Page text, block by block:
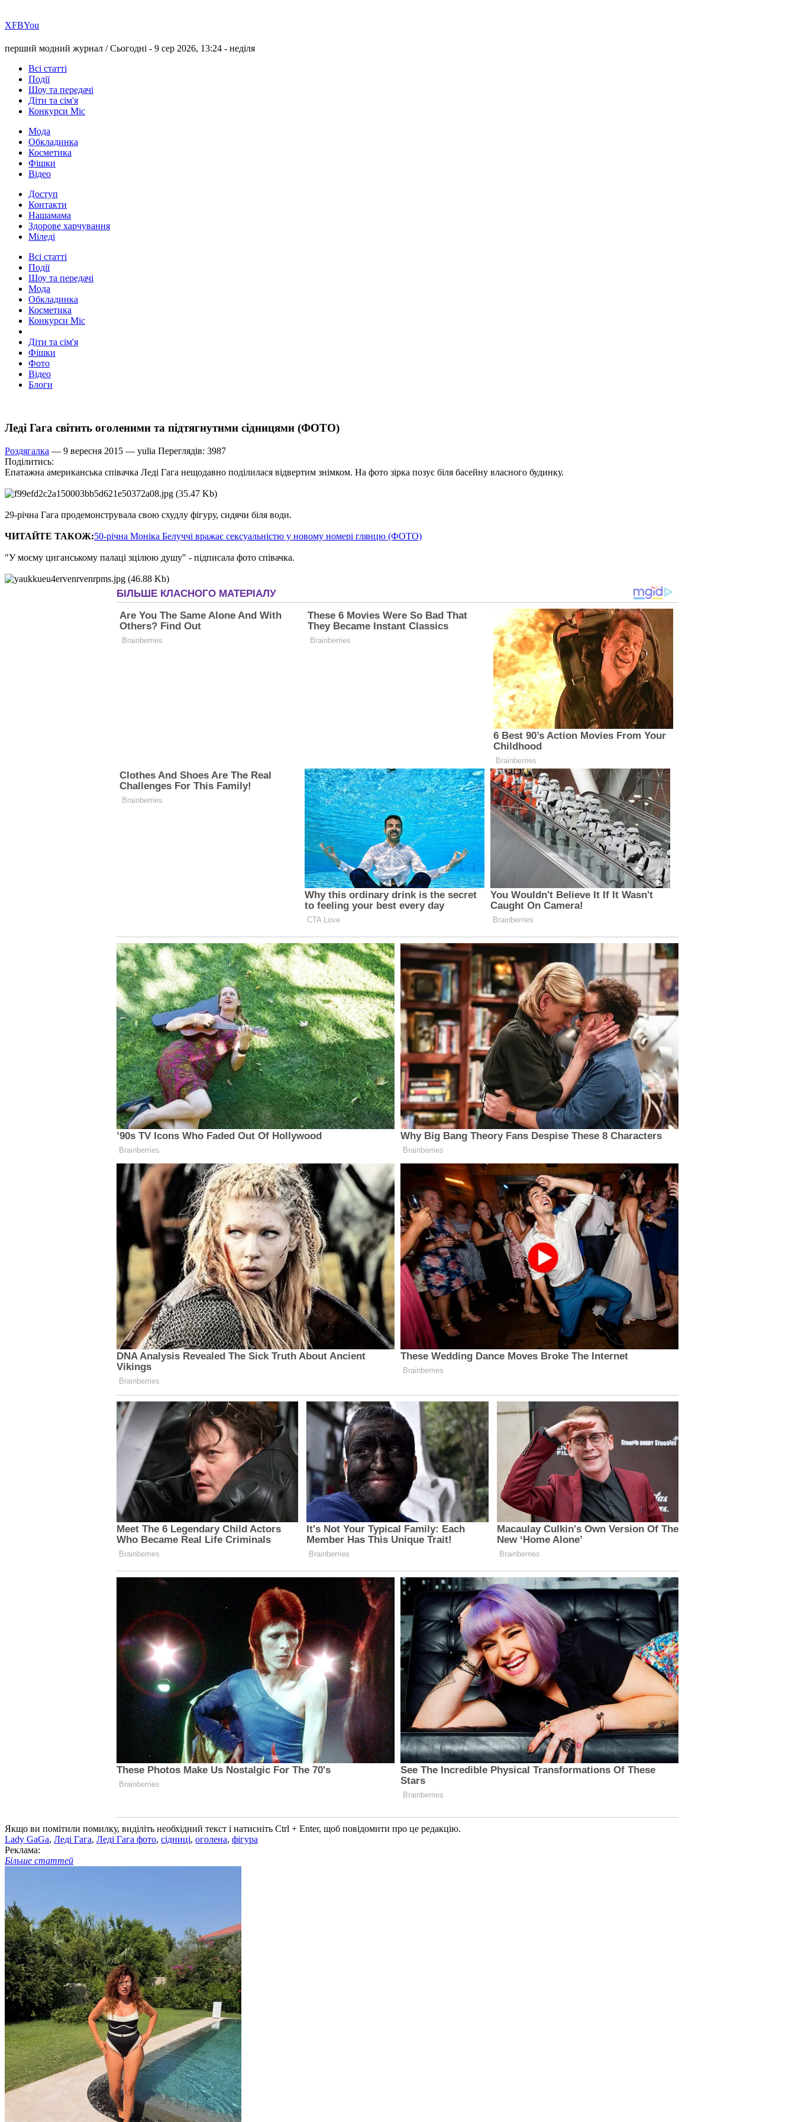
ХFBYou
перший модний журнал /Сьогодні - 9 сер 2026, 13:24 - неділя
Всі статті
Події
Шоу та передачі
Діти та сім'я
Конкурси Міс
Мода
Обкладинка
Косметика
Фішки
Відео
Доступ
Контакти
Нашамама
Здорове харчування
Міледі
Всі статті
Події
Шоу та передачі
Мода
Обкладинка
Косметика
Конкурси Міс
Діти та сім'я
Фішки
Фото
Відео
Блоги
Леді Гага світить оголеними та підтягнутими сідницями (ФОТО)
Роздягалка — 9 вересня 2015 — yulia Переглядів: 3987
Поділитись:
Епатажна американська співачка Леді Гага нещодавно поділилася відвертим знімком. На фото зірка позує біля басейну власного будинку.
29-річна Гага продемонструвала свою схудлу фігуру, сидячи біля води.
ЧИТАЙТЕ ТАКОЖ:50-річна Моніка Белуччі вражає сексуальністю у новому номері глянцю (ФОТО)
"У моєму циганському палаці зцілюю душу" - підписала фото співачка.
Якщо ви помітили помилку, виділіть необхідний текст і натисніть Ctrl + Enter, щоб повідомити про це редакцію.
Lady GaGa, Леді Гага, Леді Гага фото, сідниці, оголена, фігура
Реклама:
Більше статтей